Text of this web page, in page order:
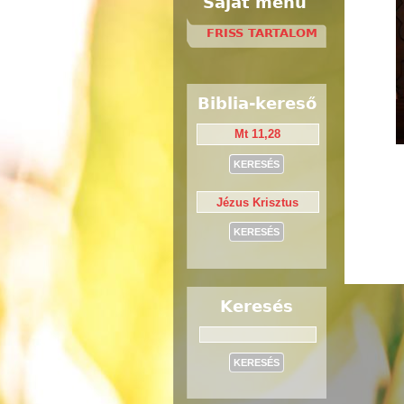
FRISS TARTALOM
Biblia-kereső
Keresés